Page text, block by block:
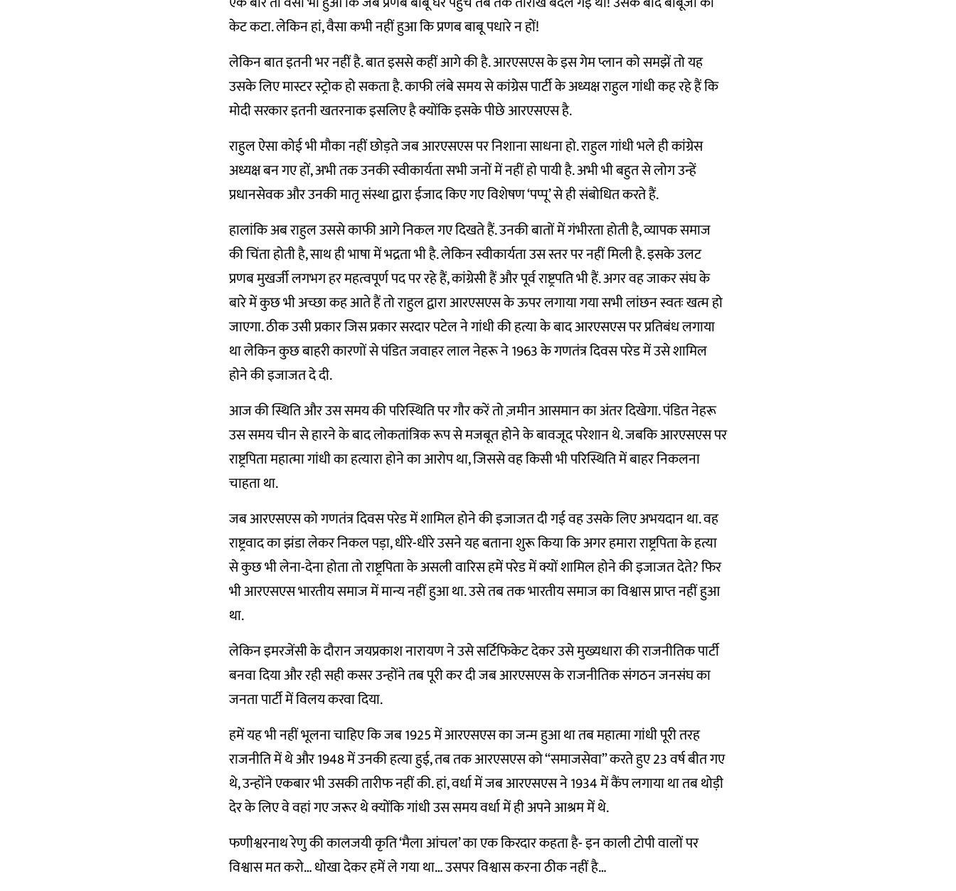
केट कटा. लेकिन हां, वैसा कभी नहीं हुआ कि प्रणब बाबू पधारे न हों!
लेकिन बात इतनी भर नहीं है. बात इससे कहीं आगे की है. आरएसएस के इस गेम प्लान को समझें तो यह
उसके लिए मास्टर स्ट्रोक हो सकता है. काफी लंबे समय से कांग्रेस पार्टी के अध्यक्ष राहुल गांधी कह रहे हैं कि
मोदी सरकार इतनी खतरनाक इसलिए है क्योंकि इसके पीछे आरएसएस है.
राहुल ऐसा कोई भी मौका नहीं छोड़ते जब आरएसएस पर निशाना साधना हो. राहुल गांधी भले ही कांग्रेस
अध्यक्ष बन गए हों, अभी तक उनकी स्वीकार्यता सभी जनों में नहीं हो पायी है. अभी भी बहुत से लोग उन्हें
प्रधानसेवक और उनकी मातृ संस्था द्वारा ईजाद किए गए विशेषण ‘पप्पू’ से ही संबोधित करते हैं.
हालांकि अब राहुल उससे काफी आगे निकल गए दिखते हैं. उनकी बातों में गंभीरता होती है, व्यापक समाज
की चिंता होती है, साथ ही भाषा में भद्रता भी है. लेकिन स्वीकार्यता उस स्तर पर नहीं मिली है. इसके उलट
प्रणब मुखर्जी लगभग हर महत्वपूर्ण पद पर रहे हैं, कांग्रेसी हैं और पूर्व राष्ट्रपति भी हैं. अगर वह जाकर संघ के
बारे में कुछ भी अच्छा कह आते हैं तो राहुल द्वारा आरएसएस के ऊपर लगाया गया सभी लांछन स्वतः खत्म हो
जाएगा. ठीक उसी प्रकार जिस प्रकार सरदार पटेल ने गांधी की हत्या के बाद आरएसएस पर प्रतिबंध लगाया
था लेकिन कुछ बाहरी कारणों से पंडित जवाहर लाल नेहरू ने 1963 के गणतंत्र दिवस परेड में उसे शामिल
होने की इजाजत दे दी.
आज की स्थिति और उस समय की परिस्थिति पर गौर करें तो ज़मीन आसमान का अंतर दिखेगा. पंडित नेहरू
उस समय चीन से हारने के बाद लोकतांत्रिक रूप से मजबूत होने के बावजूद परेशान थे. जबकि आरएसएस पर
राष्ट्रपिता महात्मा गांधी का हत्यारा होने का आरोप था, जिससे वह किसी भी परिस्थिति में बाहर निकलना
चाहता था.
जब आरएसएस को गणतंत्र दिवस परेड में शामिल होने की इजाजत दी गई वह उसके लिए अभयदान था. वह
राष्ट्रवाद का झंडा लेकर निकल पड़ा, धीरे-धीरे उसने यह बताना शुरू किया कि अगर हमारा राष्ट्रपिता के हत्या
से कुछ भी लेना-देना होता तो राष्ट्रपिता के असली वारिस हमें परेड में क्यों शामिल होने की इजाजत देते? फिर
भी आरएसएस भारतीय समाज में मान्य नहीं हुआ था. उसे तब तक भारतीय समाज का विश्वास प्राप्त नहीं हुआ
था.
लेकिन इमरजेंसी के दौरान जयप्रकाश नारायण ने उसे सर्टिफिकेट देकर उसे मुख्यधारा की राजनीतिक पार्टी
बनवा दिया और रही सही कसर उन्होंने तब पूरी कर दी जब आरएसएस के राजनीतिक संगठन जनसंघ का
जनता पार्टी में विलय करवा दिया.
हमें यह भी नहीं भूलना चाहिए कि जब 1925 में आरएसएस का जन्म हुआ था तब महात्मा गांधी पूरी तरह
राजनीति में थे और 1948 में उनकी हत्या हुई, तब तक आरएसएस को “समाजसेवा” करते हुए 23 वर्ष बीत गए
थे, उन्होंने एकबार भी उसकी तारीफ नहीं की. हां, वर्धा में जब आरएसएस ने 1934 में कैंप लगाया था तब थोड़ी
देर के लिए वे वहां गए जरूर थे क्योंकि गांधी उस समय वर्धा में ही अपने आश्रम में थे.
फणीश्वरनाथ रेणु की कालजयी कृति ‘मैला आंचल’ का एक किरदार कहता है- इन काली टोपी वालों पर
विश्वास मत करो… धोखा देकर हमें ले गया था… उसपर विश्वास करना ठीक नहीं है…